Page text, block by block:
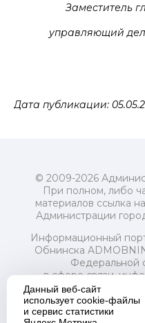
Заместитель
управляющий
Дата публикации:
© 2009-2026
При полном, либо
материалов ссылка
Администрации
Информационный
Обнинска
Федеральной
в сфере связи,
и массовых
Свидетельство о
Данный веб-сайт
использует cookie-файлы
и сервис статистики